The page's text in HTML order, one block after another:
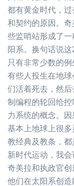
都有黄金时代，
和契约的原因。
些监哨站形成了
阳系。换句话说这
只有非常少数的例
有些人投生在地
们活着死去，然
制编程的轮回给
力系统的概念。因
基本上地球上很
教经典及教条，
新时代运动，我会
奇美拉和执政官创
他们在太阳系创